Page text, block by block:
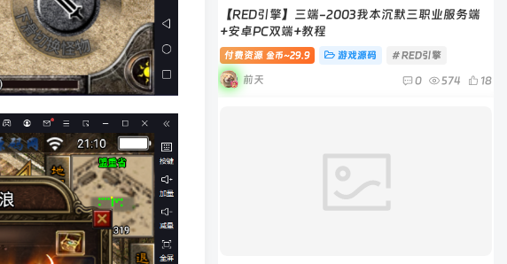
【RED引擎】三端-2003我本沉默三职业服务端
+安卓PC双端+教程
付费资源 金币~29.9 游戏源码 # RED引擎
前天 0 574 18